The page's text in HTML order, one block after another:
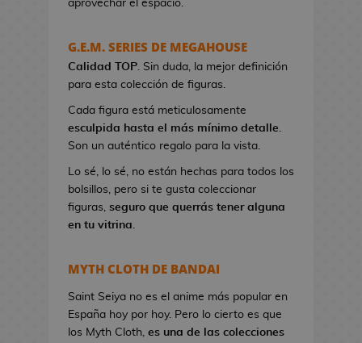
e
g
o
n
d
o
s
d
e
aprovechar el espacio.
G.E.M. SERIES DE MEGAHOUSE
Calidad TOP. Sin duda, la mejor definición
para esta colección de figuras.
Cada figura está meticulosamente
esculpida hasta el más mínimo detalle.
Son un auténtico regalo para la vista.
Lo sé, lo sé, no están hechas para todos los
bolsillos, pero si te gusta coleccionar
figuras, seguro que querrás tener alguna
en tu vitrina.
MYTH CLOTH DE BANDAI
Saint Seiya no es el anime más popular en
España hoy por hoy. Pero lo cierto es que
los Myth Cloth, es una de las colecciones